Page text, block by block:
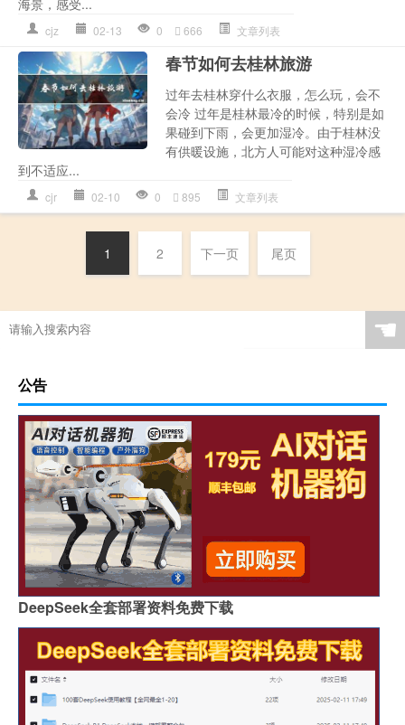
海景，感受...
cjz 02-13 0 666 文章列表
春节如何去桂林旅游
过年去桂林穿什么衣服，怎么玩，会不
会冷 过年是桂林最冷的时候，特别是如
果碰到下雨，会更加湿冷。由于桂林没
有供暖设施，北方人可能对这种湿冷感
到不适应...
cjr 02-10 0 895 文章列表
1 2 下一页 尾页
☚
公告
DeepSeek全套部署资料免费下载